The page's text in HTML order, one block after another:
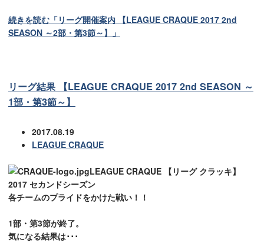
続きを読む「リーグ開催案内 【LEAGUE CRAQUE 2017 2nd
SEASON ～2部・第3節～】」
リーグ結果 【LEAGUE CRAQUE 2017 2nd SEASON ～
1部・第3節～】
2017.08.19
LEAGUE CRAQUE
LEAGUE CRAQUE 【リーグ クラッキ】
2017 セカンドシーズン
各チームのプライドをかけた戦い！！
1部・第3節が終了。
気になる結果は･･･